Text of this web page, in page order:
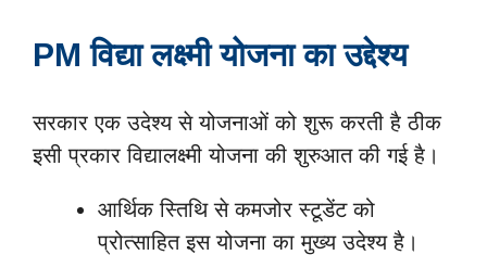
PM विद्या लक्ष्मी योजना का उद्देश्य
सरकार एक उदेश्य से योजनाओं को शुरू करती है ठीक
इसी प्रकार विद्यालक्ष्मी योजना की शुरुआत की गई है।
आर्थिक स्तिथि से कमजोर स्टूडेंट को
प्रोत्साहित इस योजना का मुख्य उदेश्य है।